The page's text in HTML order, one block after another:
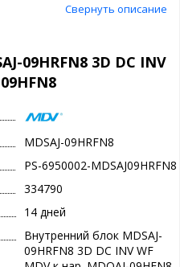
Свернуть описание
09HRFN8 3D DC INV
MDSAJ-09HRFN8
PS-6950002-MDSAJ09HRFN8
334790
14 дней
Внутренний блок MDSAJ-
09HRFN8 3D DC INV WF